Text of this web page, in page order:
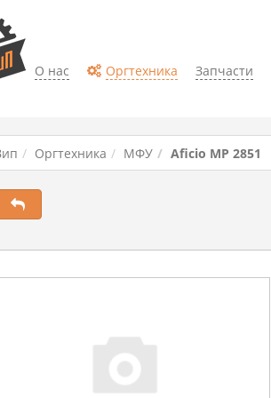
О нас Оргтехника Запчасти
Оргтехника МФУ Aficio MP 2851